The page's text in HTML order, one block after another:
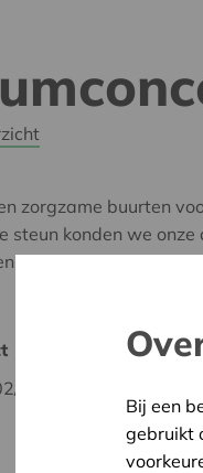
zorgzame buurten
steun konden we
om met een
2025
Bij een
gebruikt